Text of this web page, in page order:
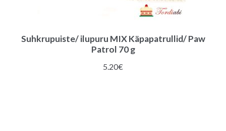
Suhkrupuiste/ ilupuru MIX Käpapatrullid/ Paw
Patrol 70 g
5.20€